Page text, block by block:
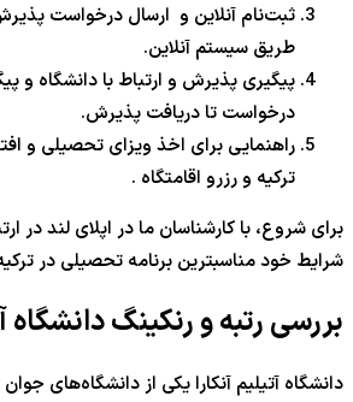
ثبت‌نام آنلاین و ارسال درخواست
طریق سیستم آنلاین.
پیگیری پذیرش و ارتباط با دانشگاه و
درخواست تا دریافت پذیرش.
راهنمایی برای اخذ ویزای تحصیلی و
ترکیه و رزرو اقامتگاه .
برای شروع، با کارشناسان ما در اپلای لند در
شرایط خود مناسبترین برنامه تحصیلی در
بررسی رتبه و رنکینگ دانشگاه
دانشگاه آتیلیم آنکارا یکی از دانشگاه‌های